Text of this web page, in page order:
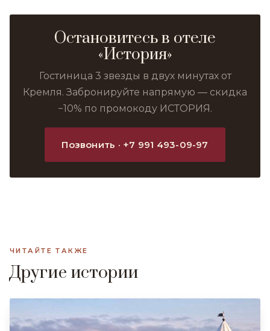
Остановитесь в отеле
«История»
Гостиница 3 звезды в двух минутах от
Кремля. Забронируйте напрямую — скидка
−10% по промокоду ИСТОРИЯ.
Позвонить · +7 991 493-09-97
ЧИТАЙТЕ ТАКЖЕ
Другие истории